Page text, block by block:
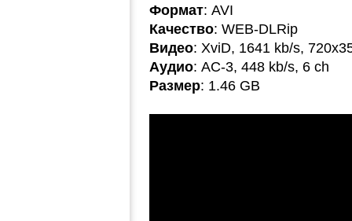
Формат: AVI
Качество: WEB-DLRip
Видео: XviD, 1641 kb/s,
Аудио: AC-3, 448 kb/s, 6 ch
Размер: 1.46 GB